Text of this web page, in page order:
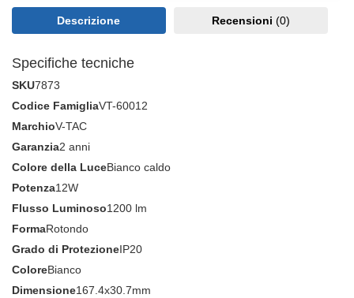
Descrizione Recensioni (0)
Specifiche tecniche
SKU7873
Codice FamigliaVT-60012
MarchioV-TAC
Garanzia2 anni
Colore della LuceBianco caldo
Potenza12W
Flusso Luminoso1200 lm
FormaRotondo
Grado di ProtezioneIP20
ColoreBianco
Dimensione167.4x30.7mm